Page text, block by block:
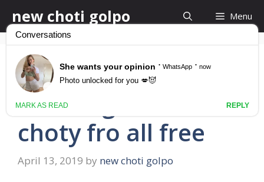
to
content
new choti golpo Menu
মাগী লিপির সাথে মাগী লিপির
সাথে bangla hot
choty fro all free
April 13, 2019 by new choti golpo